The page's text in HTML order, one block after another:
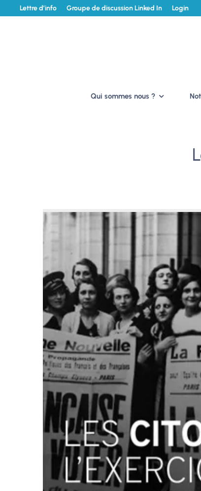
Lettre d’info Groupe de discussion Linked In Login
Qui sommes nous ?